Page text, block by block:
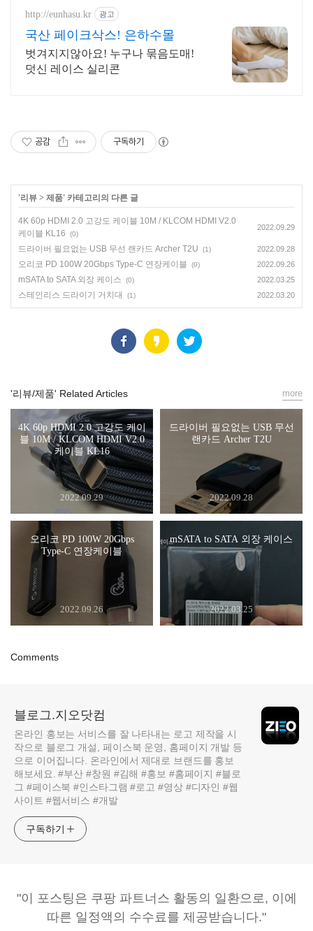
http://eunhasu.kr 광고
국산 페이크삭스! 은하수몰
벗겨지지않아요! 누구나 묶음도매!
덧신 레이스 실리콘
공감 구독하기
'리뷰 > 제품' 카테고리의 다른 글
4K 60p HDMI 2.0 고강도 케이블 10M / KLCOM HDMI V2.0
케이블 KL16
(0)
2022.09.29
드라이버 필요없는 USB 무선 랜카드 Archer T2U (1) 2022.09.28
오리코 PD 100W 20Gbps Type-C 연장케이블 (0) 2022.09.26
mSATA to SATA 외장 케이스 (0) 2022.03.25
스테인리스 드라이기 거치대 (1) 2022.03.20
'리뷰/제품' Related Articles
4K 60p HDMI 2.0 고강도 케이
블 10M / KLCOM HDMI V2.0
케이블 KL16
2022.09.29
드라이버 필요없는 USB 무선
랜카드 Archer T2U
2022.09.28
오리코 PD 100W 20Gbps
Type-C 연장케이블
2022.09.26
mSATA to SATA 외장 케이스
2022.03.25
more
Comments
블로그.지오닷컴
온라인 홍보는 서비스를 잘 나타내는 로고 제작을 시
작으로 블로그 개설, 페이스북 운영, 홈페이지 개발 등
으로 이어집니다. 온라인에서 제대로 브랜드를 홍보
해보세요. #부산 #창원 #김해 #홍보 #홈페이지 #블로
그 #페이스북 #인스타그램 #로고 #영상 #디자인 #웹
사이트 #웹서비스 #개발
구독하기
"이 포스팅은 쿠팡 파트너스 활동의 일환으로, 이에
따른 일정액의 수수료를 제공받습니다."